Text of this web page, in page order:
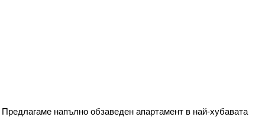
Предлагаме напълно обзаведен апартамент в най-хубавата